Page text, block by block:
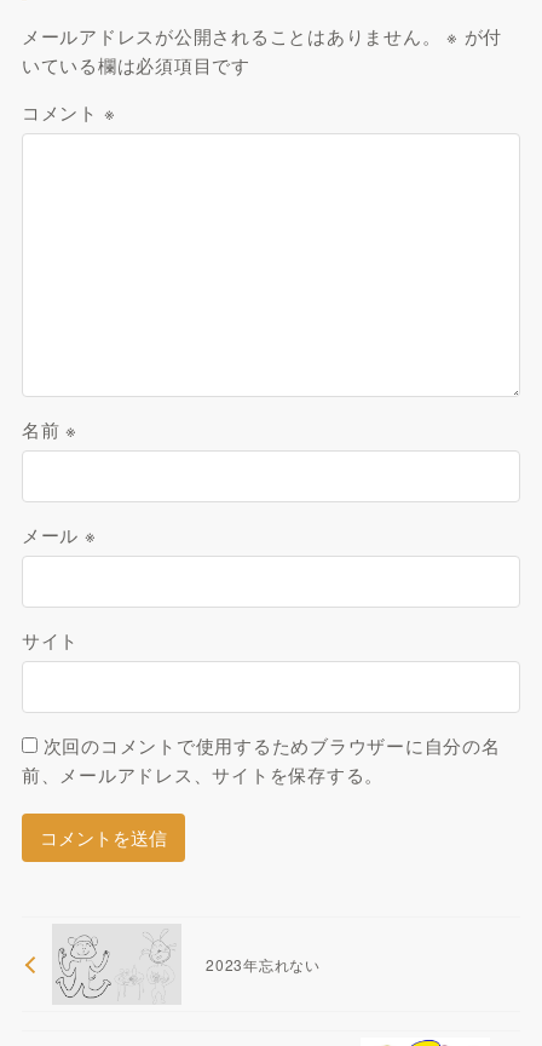
メールアドレスが公開されることはありません。 ※ が付
いている欄は必須項目です
コメント ※
名前※
メール ※
サイト
次回のコメントで使用するためブラウザーに自分の名
前、メールアドレス、サイトを保存する。
2023年忘れない